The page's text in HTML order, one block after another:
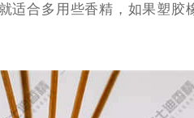
适合多用些香精，如果塑